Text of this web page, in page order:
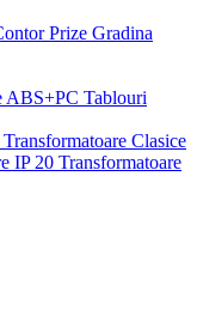
Prize Gradina
ABS+PC Tablouri
Transformatoare Clasice
IP 20 Transformatoare